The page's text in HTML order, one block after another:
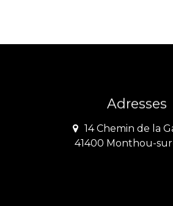
Adresses
14 Chemin de la
41400 Monthou-